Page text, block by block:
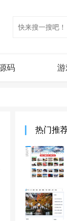
码
热门推